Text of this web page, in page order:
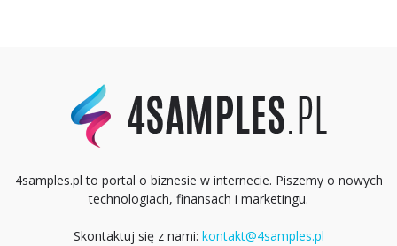
4samples.pl to portal o biznesie w internecie. Piszemy o nowych
technologiach, finansach i marketingu.
Skontaktuj się z nami: kontakt@4samples.pl